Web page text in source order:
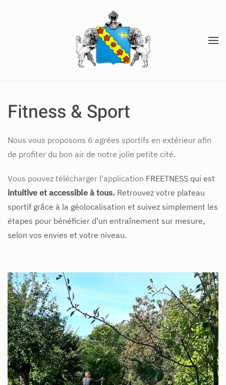
Accéder au contenu principal
Fitness & Sport
Nous vous proposons 6 agrées sportifs en extérieur afin
de profiter du bon air de notre jolie petite cité.
Vous pouvez télécharger l'application FREETNESS qui est
intuitive et accessible à tous. Retrouvez votre plateau
sportif grâce à la géolocalisation et suivez simplement les
étapes pour bénéficier d’un entraînement sur mesure,
selon vos envies et votre niveau.